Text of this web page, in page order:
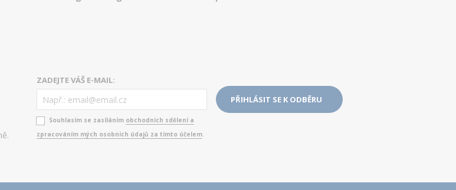
ZADEJTE VÁŠ E-MAIL:
Souhlasím se zasíláním obchodních sdělení a
zpracováním mých osobních údajů za tímto účelem.